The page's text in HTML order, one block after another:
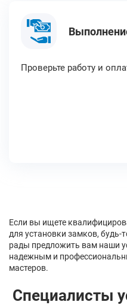
Проверьте работу и
Если вы ищете
для установки замков,
рады предложить вам наши
надежным и
мастеров.
Специалисты